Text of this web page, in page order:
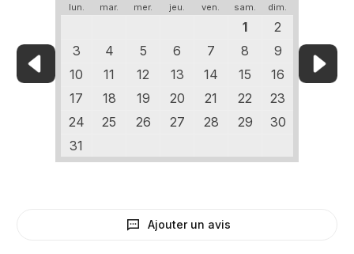
lun. mar. mer. jeu. ven. sam. dim.
1
2
3
4 5 6 7 8
9
10
11 12 13 14 15
16
17
18 19 20 21 22
23
24
25 26 27 28 29
30
31
Ajouter un avis